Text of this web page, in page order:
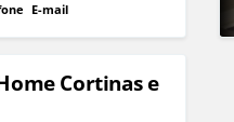
E-mail
Cortinas e